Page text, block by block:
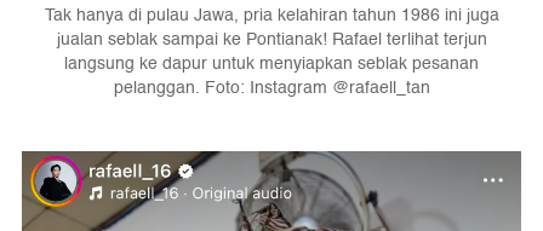
Tak hanya di pulau Jawa, pria kelahiran tahun 1986 ini juga
jualan seblak sampai ke Pontianak! Rafael terlihat terjun
langsung ke dapur untuk menyiapkan seblak pesanan
pelanggan. Foto: Instagram @rafaell_tan